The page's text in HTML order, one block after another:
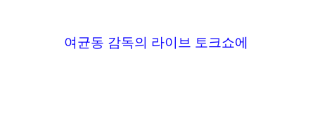
여균동 감독의 라이브 토크쇼에